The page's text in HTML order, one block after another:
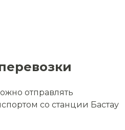
отправлять
со станции Бастау